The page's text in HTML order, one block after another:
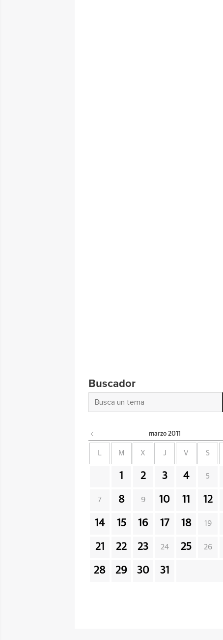
Buscador
marzo 2011
L M X J V S
1 2 3 4 5
7 8 9 10 11 12
14 15 16 17 18 19
21 22 23 24 25 26
28 29 30 31